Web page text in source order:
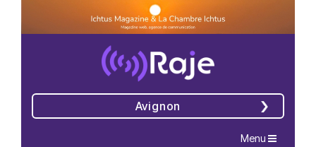
Avignon
Navigation
Menu